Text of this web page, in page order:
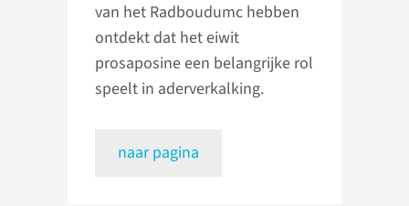
van het Radboudumc hebben
ontdekt dat het eiwit
prosaposine een belangrijke rol
speelt in aderverkalking.
naar pagina